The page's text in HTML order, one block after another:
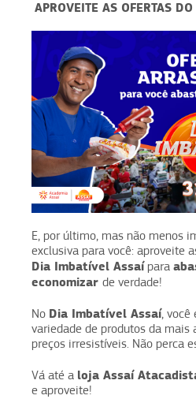
APROVEITE AS OFERTAS
E, por último, mas não menos
exclusiva para você: aproveite
Dia Imbatível Assaípara
economizar de verdade!
No Dia Imbatível Assaí, você
variedade de produtos da mais
preços irresistíveis. Não perca
Vá até a loja Assaí
e aproveite!